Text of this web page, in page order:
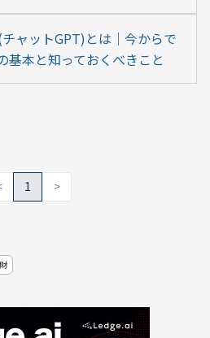
ャットGPT)とは｜今からで
基本と知っておくべきこと
1 >